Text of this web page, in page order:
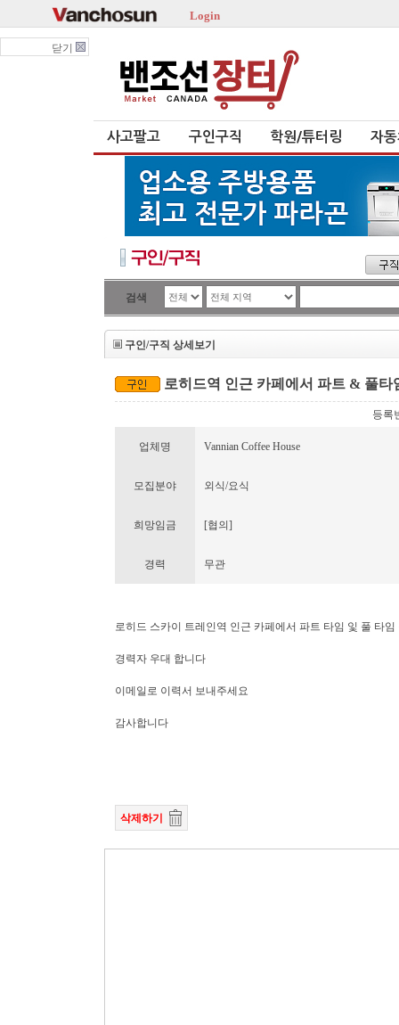
Login
닫기
사고팔고 구인구직 학원/튜터링 자
검색
구인/구직 상세보기
로히드역 인근 카페에서 파트 & 풀타
등록
업체명 Vannian Coffee House
모집분야 외식/요식
희망임금 [협의]
경력 무관
로히드 스카이 트레인역 인근 카페에서 파트 타임 잋 풀 타임
경력자 우대 합니다
이메일로 이력서 보내주세요
감사합니다
삭제하기